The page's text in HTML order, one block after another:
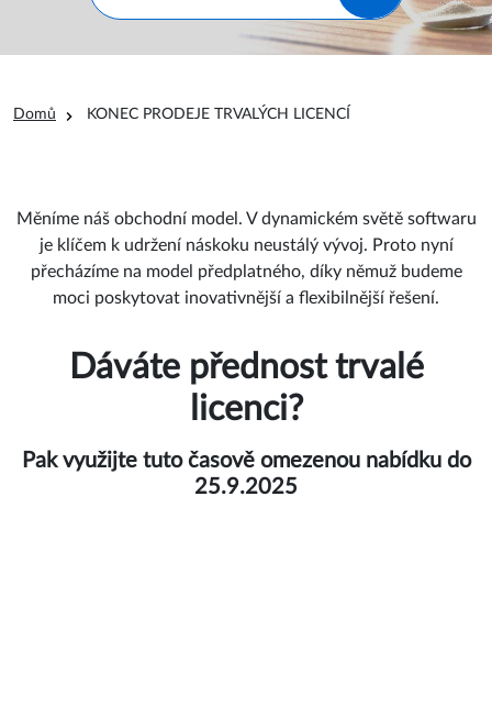
Akce už jen do 25.9.2025
Měníme náš obchodní model. V dynamickém světě softwaru
je klíčem k udržení náskoku neustálý vývoj. Proto nyní
moci poskytovat inovativnější a flexibilnější řešení.
Dáváte přednost trvalé
licenci?